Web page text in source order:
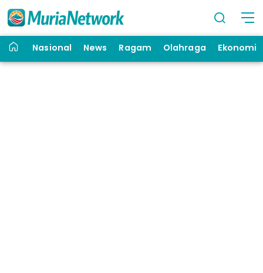
Nasional News Ragam Olahraga Ekonomi